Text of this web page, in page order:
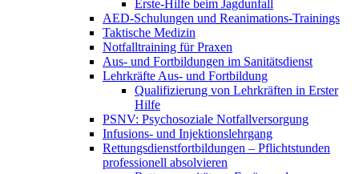
Erste-Hilfe beim Jagdunfall
AED-Schulungen und Reanimations-Trainings
Taktische Medizin
Notfalltraining für Praxen
Aus- und Fortbildungen im Sanitätsdienst
Lehrkräfte Aus- und Fortbildung
Qualifizierung von Lehrkräften in Erster
Hilfe
PSNV: Psychosoziale Notfallversorgung
Infusions- und Injektionslehrgang
Rettungsdienstfortbildungen – Pflichtstunden
professionell absolvieren